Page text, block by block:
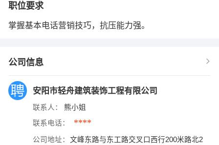
职位要求
掌握基本电话营销技巧，抗压能力强。
公司信息
安阳市轻舟建筑装饰工程有限公司
联系人： 熊小姐
联系电话： ****
公司地址：
文峰东路与东工路交叉口西行200米路北2